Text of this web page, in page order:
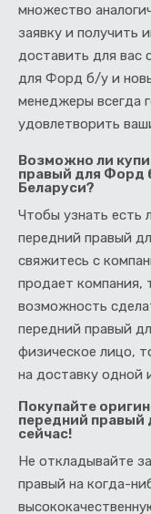
множество
заявку и
доставить для вас
для Форд б/у и
менеджеры всегда
удовлетворить
Возможно ли
правый для Форд
Беларуси?
Чтобы узнать есть
передний правый
свяжитесь с
продает компания,
возможность
передний правый
физическое лицо,
на доставку одной
Покупайте
передний правый
сейчас!
Не откладывайте
правый на когда-